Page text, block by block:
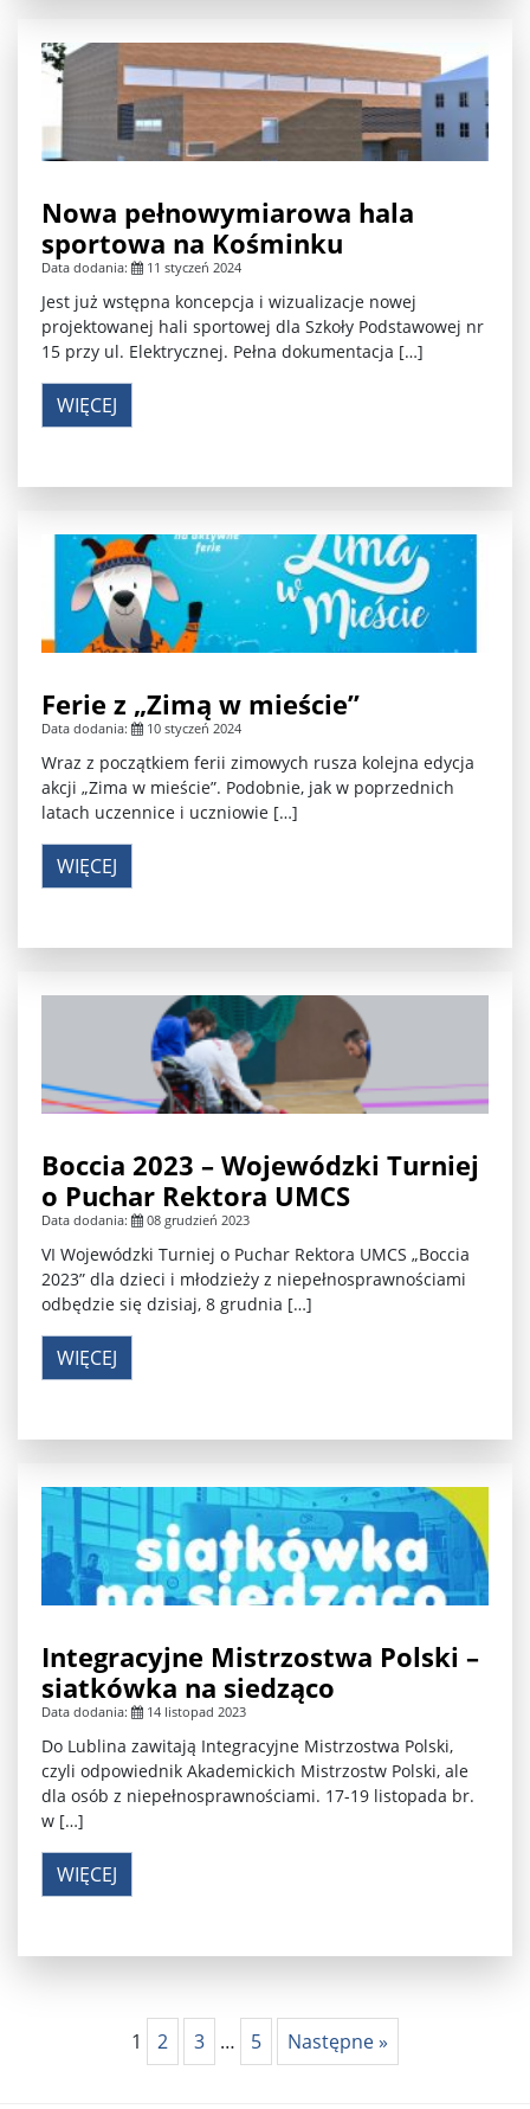
Nowa pełnowymiarowa hala
sportowa na Kośminku
Data dodania: 11 styczeń 2024
Jest już wstępna koncepcja i wizualizacje nowej
projektowanej hali sportowej dla Szkoły Podstawowej nr
15 przy ul. Elektrycznej. Pełna dokumentacja […]
WIĘCEJ
Ferie z „Zimą w mieście”
Data dodania: 10 styczeń 2024
Wraz z początkiem ferii zimowych rusza kolejna edycja
akcji „Zima w mieście”. Podobnie, jak w poprzednich
latach uczennice i uczniowie […]
WIĘCEJ
Boccia 2023 – Wojewódzki Turniej
o Puchar Rektora UMCS
Data dodania: 08 grudzień 2023
VI Wojewódzki Turniej o Puchar Rektora UMCS „Boccia
2023” dla dzieci i młodzieży z niepełnosprawnościami
odbędzie się dzisiaj, 8 grudnia […]
WIĘCEJ
Integracyjne Mistrzostwa Polski –
siatkówka na siedząco
Data dodania: 14 listopad 2023
Do Lublina zawitają Integracyjne Mistrzostwa Polski,
czyli odpowiednik Akademickich Mistrzostw Polski, ale
dla osób z niepełnosprawnościami. 17-19 listopada br.
w […]
WIĘCEJ
1 2 3 … 5 Następne »